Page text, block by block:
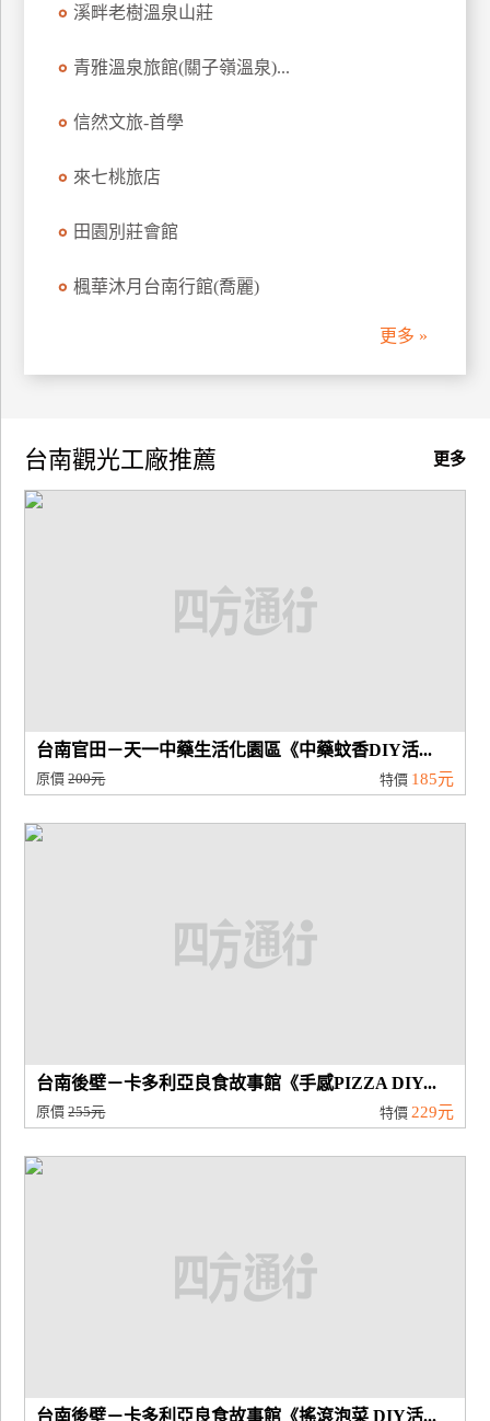
飯
作
計
商
溪畔老樹溫泉山莊
青雅溫泉旅館(關子嶺溫泉)...
信然文旅-首學
來七桃旅店
田園別莊會館
楓華沐月台南行館(喬麗)
更多 »
更多
台南觀光工廠推薦
台南官田－天一中藥生活化園區《中藥蚊香DIY活...
原價200元 特價 185元
台南後壁－卡多利亞良食故事館《手感PIZZA DIY...
原價255元 特價 229元
台南後壁－卡多利亞良食故事館《搖滾泡菜 DIY活...